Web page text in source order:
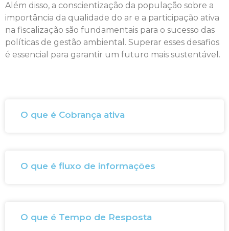
Além disso, a conscientização da população sobre a
importância da qualidade do ar e a participação ativa
na fiscalização são fundamentais para o sucesso das
políticas de gestão ambiental. Superar esses desafios
é essencial para garantir um futuro mais sustentável.
O que é Cobrança ativa
O que é fluxo de informações
O que é Tempo de Resposta